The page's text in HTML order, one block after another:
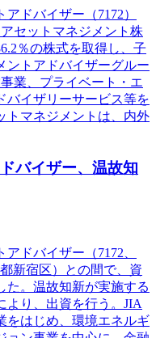
ドバイザー（7172）
セットマネジメント株
％の株式を取得し、子
ントアドバイザーグルー
業、プライベート・エ
バイザリーサービス等を
トマネジメントは、内外
バイザー、温故知
ドバイザー（7172、
新宿区）との間で、資
た。温故知新が実施する
より、出資を行う。JIA
をはじめ、環境エネルギ